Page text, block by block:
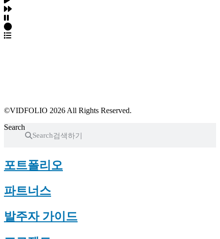
©VIDFOLIO 2026 All Rights Reserved.
Search
Search
포트폴리오
파트너스
발주자 가이드